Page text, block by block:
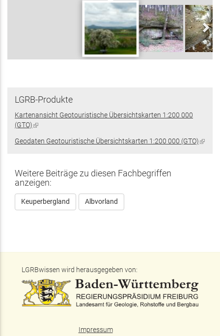
LGRB-Produkte
Kartenansicht Geotouristische Übersichtskarten 1:200 000
(GTO)(Link
extern)
Geodaten Geotouristische Übersichtskarten 1:200 000 (GTO)(Link
Weitere Beiträge zu diesen Fachbegriffen
anzeigen:
Keuperbergland Albvorland
LGRBwissen wird herausgegeben von:
Impressum